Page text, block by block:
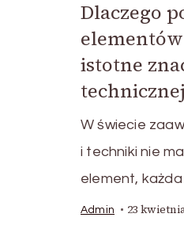
Dlaczego
istotne
W świecie
i techniki nie
element,
Admin 23